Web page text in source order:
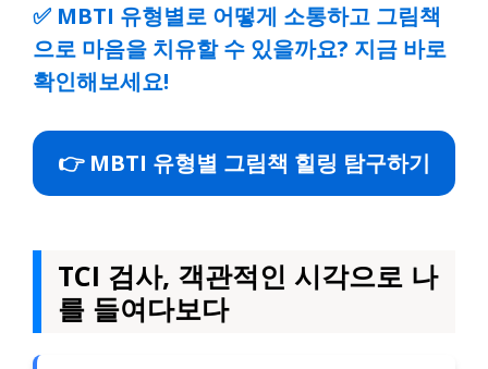
✅ MBTI 유형별로 어떻게 소통하고 그림책
으로 마음을 치유할 수 있을까요? 지금 바로
확인해보세요!
👉 MBTI 유형별 그림책 힐링 탐구하기
TCI 검사, 객관적인 시각으로 나
를 들여다보다